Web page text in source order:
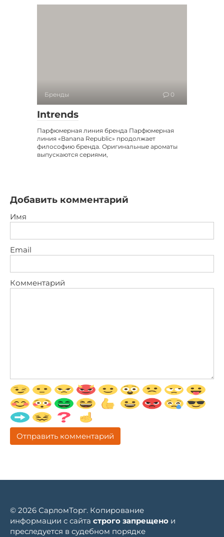
Бренды 0
Intrends
Парфюмерная линия бренда Парфюмерная
линия «Banana Republic» продолжает
философию бренда. Оригинальные ароматы
выпускаются сериями,
Добавить комментарий
Имя
Email
Комментарий
© 2026 СарломТорг. Копирование
информации с сайта строго запрещено и
преследуется в судебном порядке